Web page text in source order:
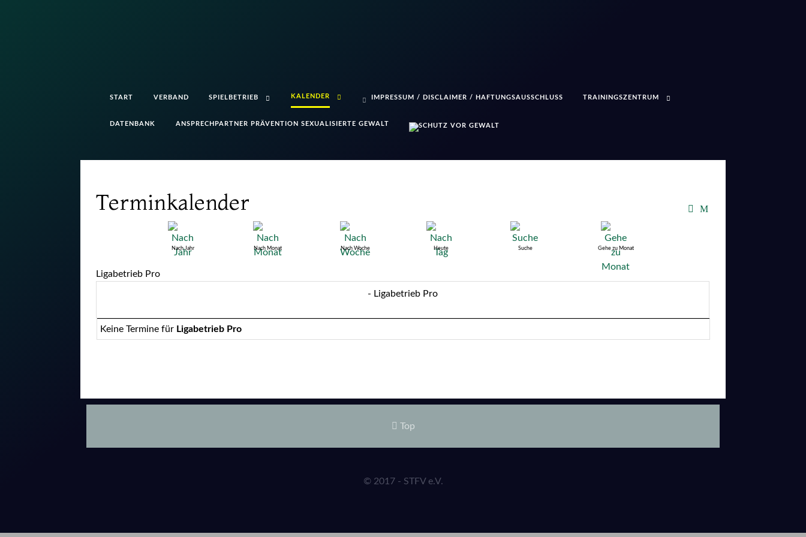
START VERBAND SPIELBETRIEB KALENDER IMPRESSUM / DISCLAIMER / HAFTUNGSAUSSCHLUSS TRAININGSZENTRUM
DATENBANK ANSPRECHPARTNER PRÄVENTION SEXUALISIERTE GEWALT
Terminkalender
Nach Jahr Nach Monat Nach Woche Heute Suche Gehe zu Monat
Ligabetrieb Pro
- Ligabetrieb Pro
Keine Termine für Ligabetrieb Pro
Top
© 2017 - STFV e.V.